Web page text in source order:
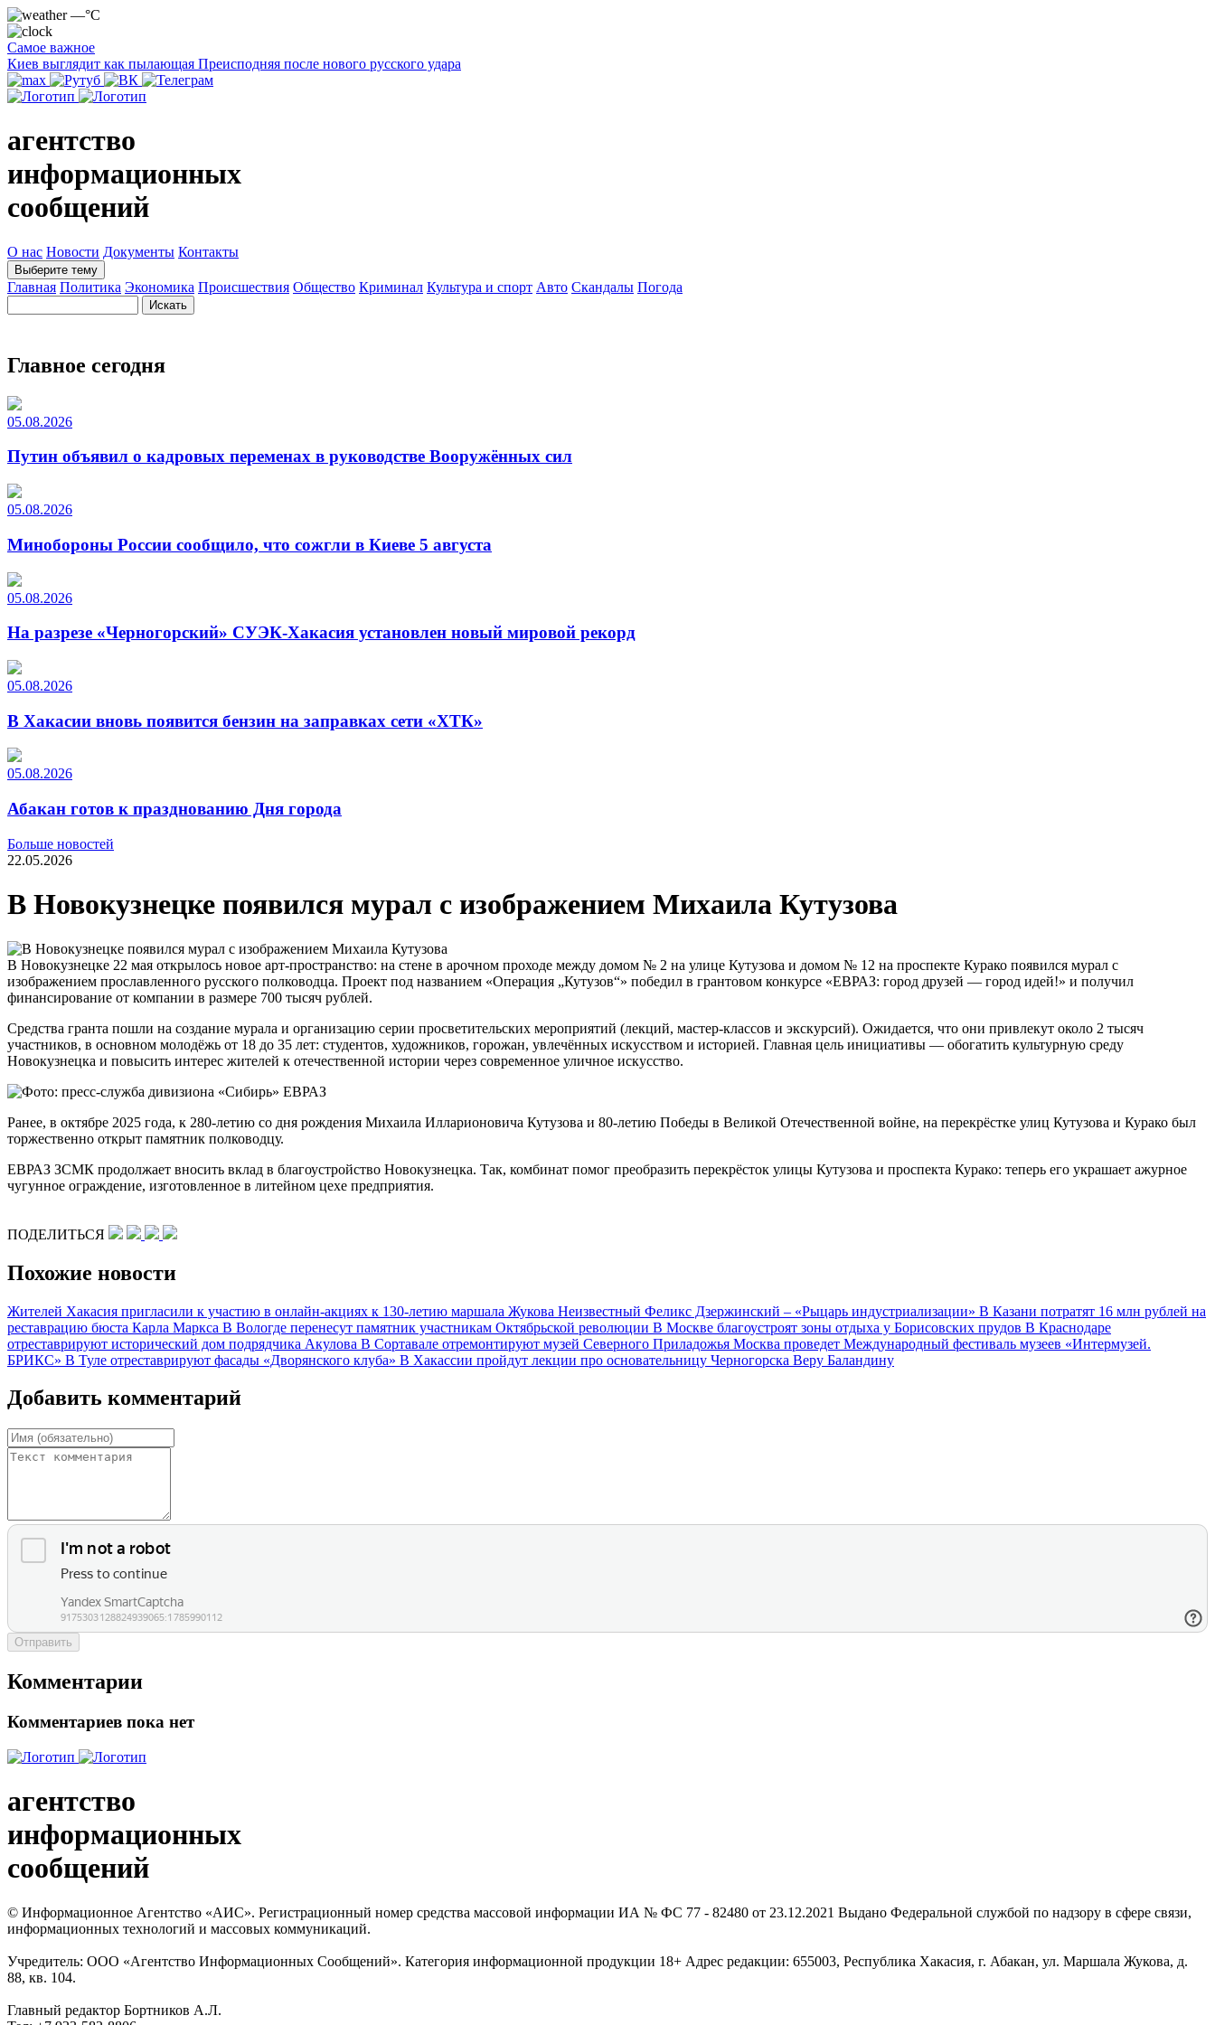
—°C
Самое важное
Киев выглядит как пылающая Преисподняя после нового русского удара
агентство
информационных
сообщений
О нас Новости Документы Контакты
Выберите тему
Главная Политика Экономика Происшествия Общество Криминал Культура и спорт Авто Скандалы Погода
Главное сегодня
05.08.2026
Путин объявил о кадровых переменах в руководстве Вооружённых сил
05.08.2026
Минобороны России сообщило, что сожгли в Киеве 5 августа
05.08.2026
На разрезе «Черногорский» СУЭК-Хакасия установлен новый мировой рекорд
05.08.2026
В Хакасии вновь появится бензин на заправках сети «ХТК»
05.08.2026
Абакан готов к празднованию Дня города
Больше новостей
22.05.2026
В Новокузнецке появился мурал с изображением Михаила Кутузова
В Новокузнецке 22 мая открылось новое арт‑пространство: на стене в арочном проходе между домом № 2 на улице Кутузова и домом № 12 на проспекте Курако появился мурал с
изображением прославленного русского полководца. Проект под названием «Операция „Кутузов“» победил в грантовом конкурсе «ЕВРАЗ: город друзей — город идей!» и получил
финансирование от компании в размере 700 тысяч рублей.
Средства гранта пошли на создание мурала и организацию серии просветительских мероприятий (лекций, мастер‑классов и экскурсий). Ожидается, что они привлекут около 2 тысяч
участников, в основном молодёжь от 18 до 35 лет: студентов, художников, горожан, увлечённых искусством и историей. Главная цель инициативы — обогатить культурную среду
Новокузнецка и повысить интерес жителей к отечественной истории через современное уличное искусство.
Ранее, в октябре 2025 года, к 280‑летию со дня рождения Михаила Илларионовича Кутузова и 80‑летию Победы в Великой Отечественной войне, на перекрёстке улиц Кутузова и Курако был
торжественно открыт памятник полководцу.
ЕВРАЗ ЗСМК продолжает вносить вклад в благоустройство Новокузнецка. Так, комбинат помог преобразить перекрёсток улицы Кутузова и проспекта Курако: теперь его украшает ажурное
чугунное ограждение, изготовленное в литейном цехе предприятия.
ПОДЕЛИТЬСЯ
Похожие новости
Жителей Хакасия пригласили к участию в онлайн-акциях к 130-летию маршала Жукова Неизвестный Феликс Дзержинский – «Рыцарь индустриализации» В Казани потратят 16 млн рублей на
реставрацию бюста Карла Маркса В Вологде перенесут памятник участникам Октябрьской революции В Москве благоустроят зоны отдыха у Борисовских прудов В Краснодаре
отреставрируют исторический дом подрядчика Акулова В Сортавале отремонтируют музей Северного Приладожья Москва проведет Международный фестиваль музеев «Интермузей.
БРИКС» В Туле отреставрируют фасады «Дворянского клуба» В Хакассии пройдут лекции про основательницу Черногорска Веру Баландину
Добавить комментарий
Отправить
Комментарии
Комментариев пока нет
агентство
информационных
сообщений
© Информационное Агентство «АИС». Регистрационный номер средства массовой информации ИА № ФС 77 - 82480 от 23.12.2021 Выдано Федеральной службой по надзору в сфере связи,
информационных технологий и массовых коммуникаций.
Учредитель: ООО «Агентство Информационных Сообщений». Категория информационной продукции 18+ Адрес редакции: 655003, Республика Хакасия, г. Абакан, ул. Маршала Жукова, д.
88, кв. 104.
Главный редактор Бортников А.Л.